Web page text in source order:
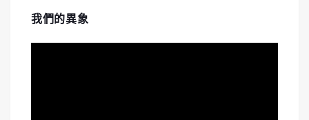
我們的異象